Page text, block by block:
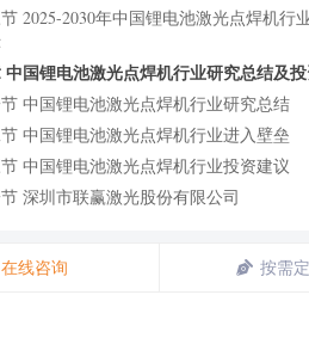
2025-2030年中国锂电池激光点焊机行
中国锂电池激光点焊机行业研究总结及
中国锂电池激光点焊机行业研究总结
中国锂电池激光点焊机行业进入壁垒
中国锂电池激光点焊机行业投资建议
深圳市联赢激光股份有限公司
节 深圳市海目星激光智能装备股份有限
在线咨询 按需